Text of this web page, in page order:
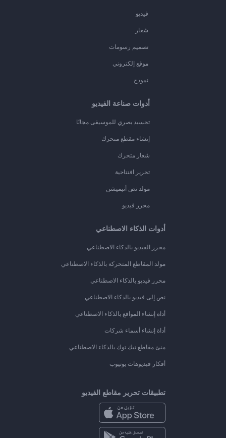
فيديو
شعار
تصميم رسومات
موقع إلكتروني
نموذج
أدوات صناعة الفيديو
تجسيد بصري للموسيقى مجانًا
إنشاء مقطع متحرك
شعار متحرك
تحرير افتتاحية
مولد نص أنيميشن
محرر فيديو
أدوات الذكاء الاصطناعي
محرر الفيديو بالذكاء الاصطناعي
مولد المقاطع المتحركة بالذكاء الاصطناعي
محرر فيديو بالذكاء الاصطناعي
نص إلى فيديو بالذكاء الاصطناعي
أداة إنشاء المواقع بالذكاء الاصطناعي
أداة إنشاء أسماء شركات
منئ مقاطع تيك توك بالذكاء الاصطناعي
أفكار فيديوهات يوتيوب
تطبيقات تحرير مقاطع الفيديو